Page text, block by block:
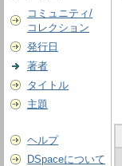
コミュニティ/
コレクション
発行日
著者
タイトル
主題
ヘルプ
DSpaceについて